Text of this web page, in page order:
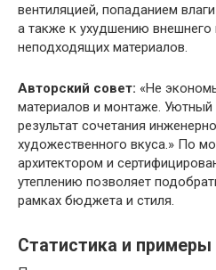
вентиляцией, попаданием
а также к ухудшению внешнего
неподходящих материалов.
Авторский совет: «Не
материалов и монтаже.
результат сочетания
художественного вкуса.» По
архитектором и
утеплению позволяет
рамках бюджета и стиля.
Статистика и